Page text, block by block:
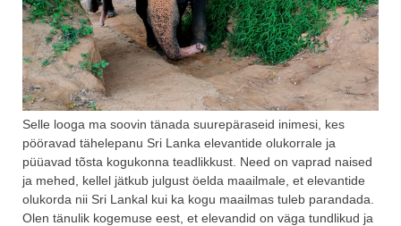
Selle looga ma soovin tänada suurepäraseid inimesi, kes
pööravad tähelepanu Sri Lanka elevantide olukorrale ja
püüavad tõsta kogukonna teadlikkust. Need on vaprad naised
ja mehed, kellel jätkub julgust öelda maailmale, et elevantide
olukorda nii Sri Lankal kui ka kogu maailmas tuleb parandada.
Olen tänulik kogemuse eest, et elevandid on väga tundlikud ja